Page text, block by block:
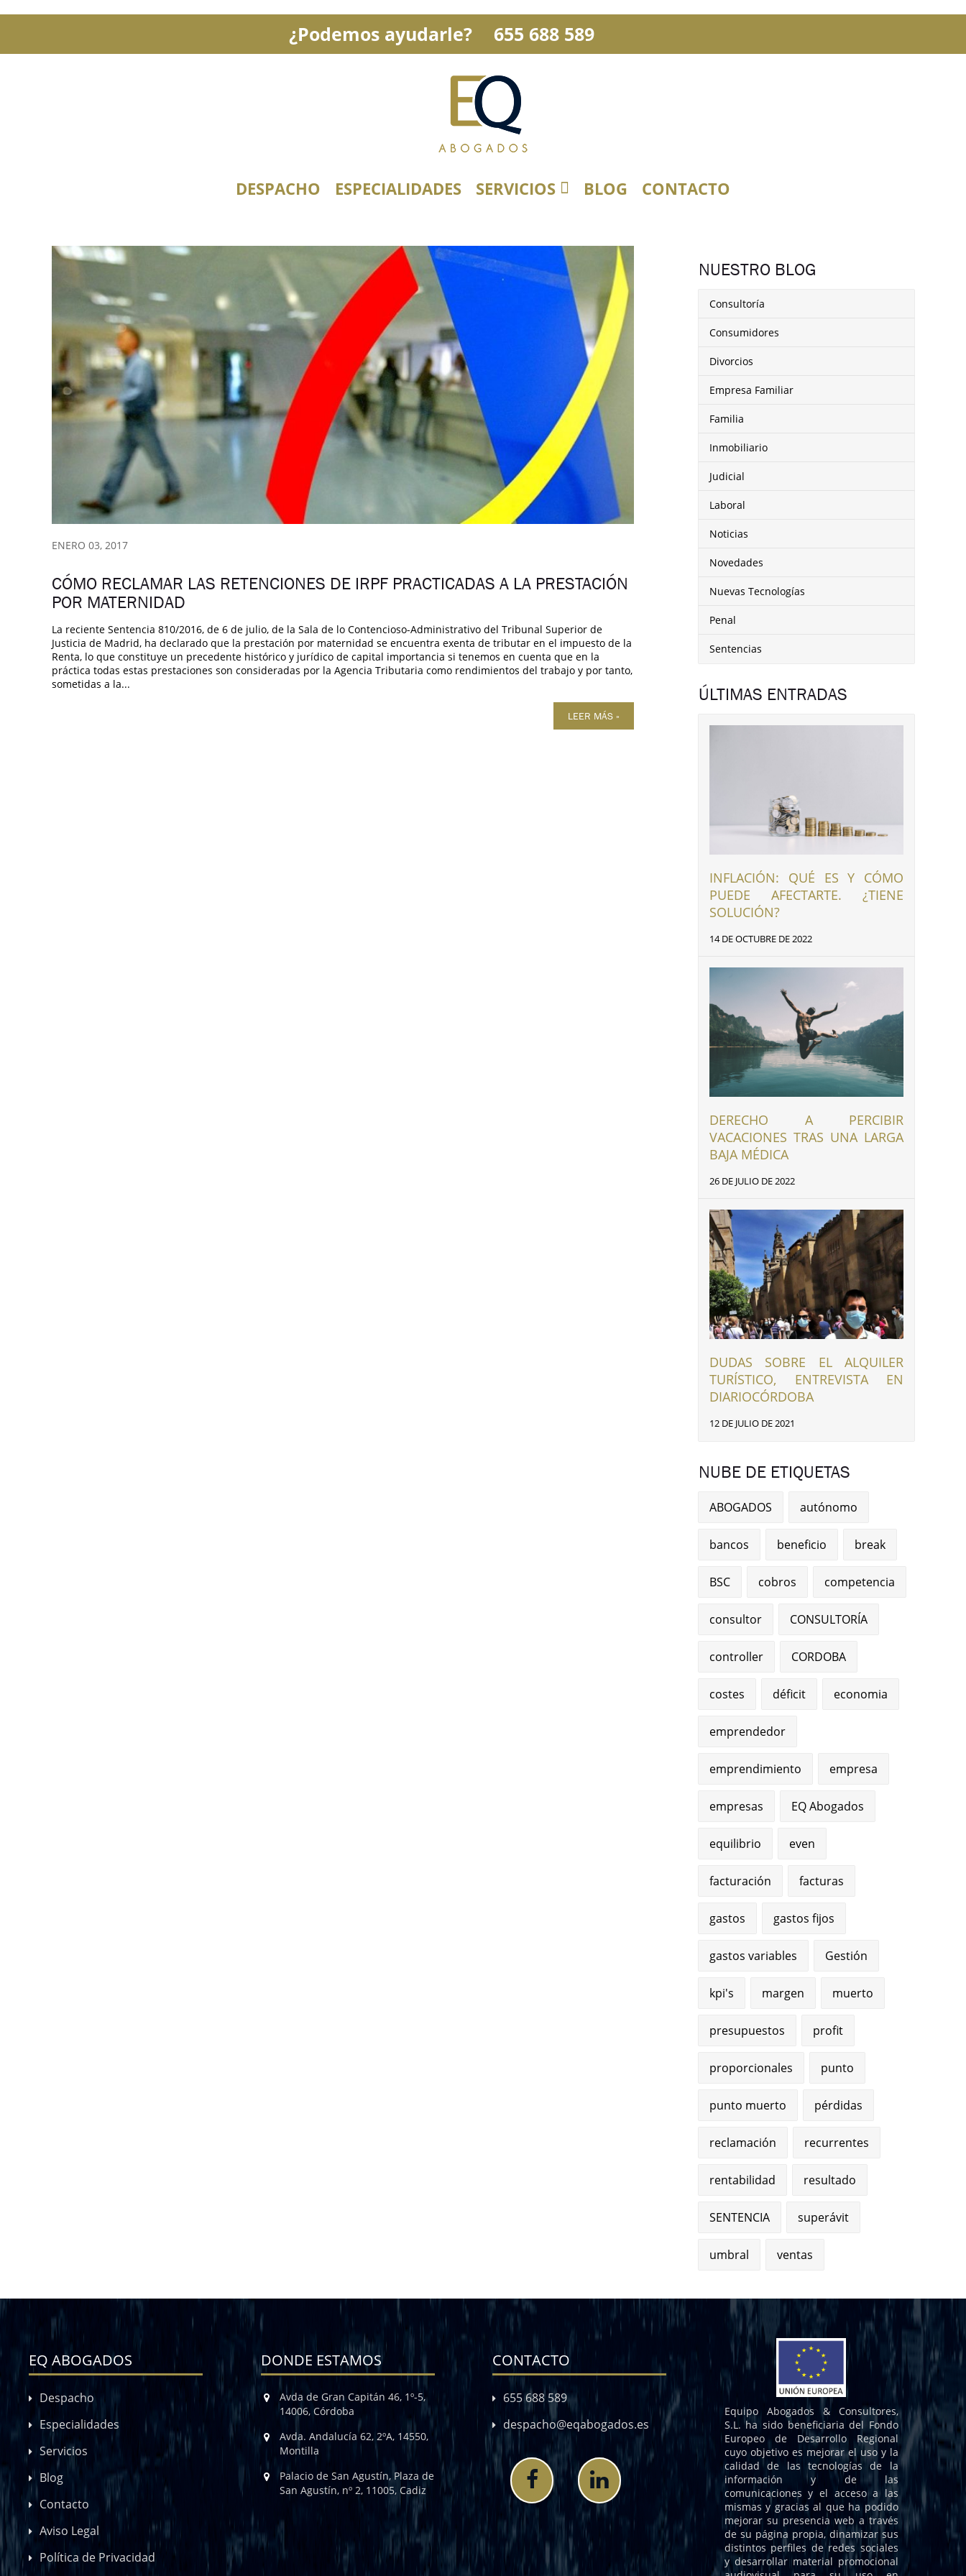
¿Podemos ayudarle? 655 688 589
DESPACHO ESPECIALIDADES SERVICIOS BLOG CONTACTO
ENERO 03, 2017
CÓMO RECLAMAR LAS RETENCIONES DE IRPF PRACTICADAS A LA PRESTACIÓN
POR MATERNIDAD
La reciente Sentencia 810/2016, de 6 de julio, de la Sala de lo Contencioso-Administrativo del Tribunal Superior de
Justicia de Madrid, ha declarado que la prestación por maternidad se encuentra exenta de tributar en el impuesto de la
Renta, lo que constituye un precedente histórico y jurídico de capital importancia si tenemos en cuenta que en la
práctica todas estas prestaciones son consideradas por la Agencia Tributaria como rendimientos del trabajo y por tanto,
sometidas a la...
LEER MÁS »
NUESTRO BLOG
Consultoría
Consumidores
Divorcios
Empresa Familiar
Familia
Inmobiliario
Judicial
Laboral
Noticias
Novedades
Nuevas Tecnologías
Penal
Sentencias
ÚLTIMAS ENTRADAS
INFLACIÓN: QUÉ ES Y CÓMO
PUEDE AFECTARTE. ¿TIENE
SOLUCIÓN?
14 DE OCTUBRE DE 2022
DERECHO A PERCIBIR
VACACIONES TRAS UNA LARGA
BAJA MÉDICA
26 DE JULIO DE 2022
DUDAS SOBRE EL ALQUILER
TURÍSTICO, ENTREVISTA EN
DIARIOCÓRDOBA
12 DE JULIO DE 2021
NUBE DE ETIQUETAS
ABOGADOS autónomo
bancos beneficio break
BSC cobros competencia
consultor CONSULTORÍA
controller CORDOBA
costes déficit economia
emprendedor
emprendimiento empresa
empresas EQ Abogados
equilibrio even
facturación facturas
gastos gastos fijos
gastos variables Gestión
kpi's margen muerto
presupuestos profit
proporcionales punto
punto muerto pérdidas
reclamación recurrentes
rentabilidad resultado
SENTENCIA superávit
umbral ventas
EQ ABOGADOS
Despacho
Especialidades
Servicios
Blog
Contacto
Aviso Legal
Política de Privacidad
DONDE ESTAMOS
Avda de Gran Capitán 46, 1º-5,
14006, Córdoba
Avda. Andalucía 62, 2ºA, 14550,
Montilla
Palacio de San Agustín, Plaza de
San Agustín, nº 2, 11005, Cadiz
CONTACTO
655 688 589
despacho@eqabogados.es
Equipo Abogados & Consultores,
S.L. ha sido beneficiaria del Fondo
Europeo de Desarrollo Regional
cuyo objetivo es mejorar el uso y la
calidad de las tecnologías de la
información y de las
comunicaciones y el acceso a las
mismas y gracias al que ha podido
mejorar su presencia web a través
de su página propia, dinamizar sus
distintos perfiles de redes sociales
y desarrollar material promocional